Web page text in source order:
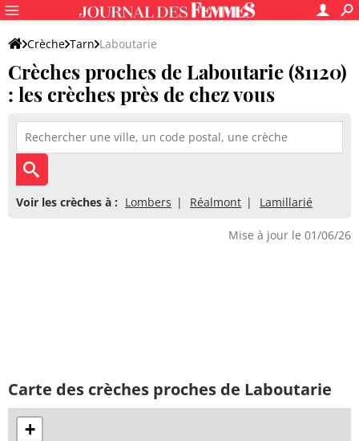
Crèche Tarn Laboutarie
Crèches proches de Laboutarie (81120)
: les crèches près de chez vous
Voir les crèches à : Lombers Réalmont Lamillarié
Mise à jour le 01/06/26
Carte des crèches proches de Laboutarie
+